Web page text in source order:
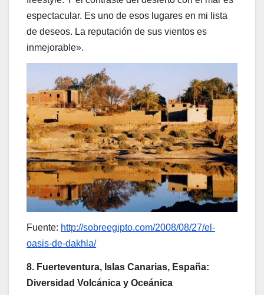
espectacular. Es uno de esos lugares en mi lista
de deseos. La reputación de sus vientos es
inmejorable».
Fuente: http://sobreegipto.com/2008/08/27/el-
oasis-de-dakhla/
8. Fuerteventura, Islas Canarias, España:
Diversidad Volcánica y Oceánica